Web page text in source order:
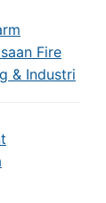
Fire
& Industri